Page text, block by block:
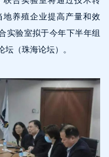
养殖企业提高产量和效
实验室拟于今年下半年组
（珠海论坛）。